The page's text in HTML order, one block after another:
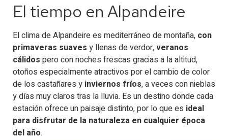
El tiempo en Alpandeire​
El clima de Alpandeire es mediterráneo de montaña, con
primaveras suaves y llenas de verdor,veranos
cálidos pero con noches frescas gracias a la altitud,
otoños especialmente atractivos por el cambio de color
de los castañares y inviernos fríos, a veces con nieblas
y días muy claros tras la lluvia. Es un destino donde cada
estación ofrece un paisaje distinto, por lo que es ideal
para disfrutar de la naturaleza en cualquier época
del año.